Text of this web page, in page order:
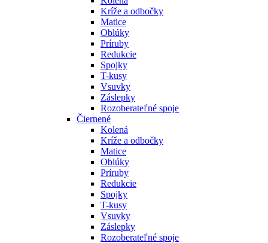
Kríže a odbočky
Matice
Oblúky
Príruby
Redukcie
Spojky
T-kusy
Vsuvky
Záslepky
Rozoberateľné spoje
Čiernené
Kolená
Kríže a odbočky
Matice
Oblúky
Príruby
Redukcie
Spojky
T-kusy
Vsuvky
Záslepky
Rozoberateľné spoje